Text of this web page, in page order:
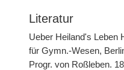
Literatur
Ueber Heiland's Leben
für Gymn.-Wesen,
Progr. von Roßleben.